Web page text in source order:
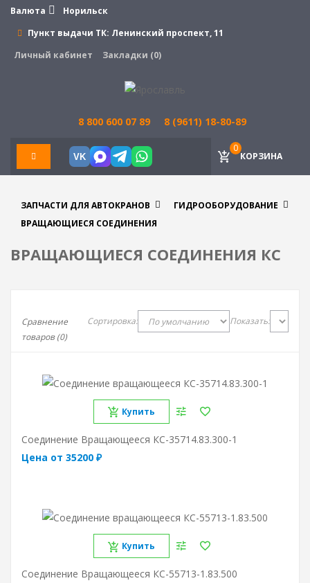
Валюта
Норильск
Пункт выдачи ТК: Ленинский проспект, 11
Личный кабинет
Закладки (0)
8 800 600 07 89 8 (9611) 18-80-89
VK КОРЗИНА
0
ЗАПЧАСТИ ДЛЯ АВТОКРАНОВ
ГИДРООБОРУДОВАНИЕ
ВРАЩАЮЩИЕСЯ СОЕДИНЕНИЯ
ВРАЩАЮЩИЕСЯ СОЕДИНЕНИЯ КС
Сравнение
товаров (0)
Сортировка: Показать:
Купить
Соединение Вращающееся КС-35714.83.300-1
Цена от 35200 ₽
Купить
Соединение Вращающееся КС-55713-1.83.500